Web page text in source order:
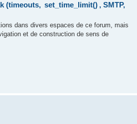
(timeouts, set_time_limit() , SMTP,
dans divers espaces de ce forum, mais
et de construction de sens de